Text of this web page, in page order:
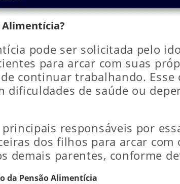
Alimentícia?
pode ser solicitada pelo
para arcar com suas
continuar trabalhando.
dificuldades de saúde ou
responsáveis por
dos filhos para arcar
demais parentes, conforme
da Pensão Alimentícia